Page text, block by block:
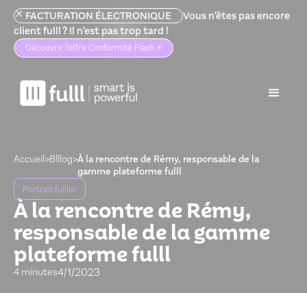
FACTURATION ÉLECTRONIQUE
Vous n'êtes pas encore
client fulll ? Il n'est pas trop tard !
Découvrir l'offre Conformité Flash ⚡️
Accueil>Blllog>À la rencontre de Rémy, responsable de la
gamme plateforme fulll
Portrait fulller
À la rencontre de Rémy,
responsable de la gamme
plateforme fulll
4 minutes4/1/2023